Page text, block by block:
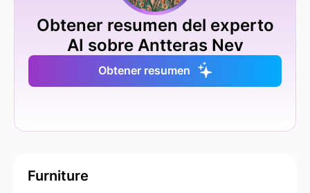
Obtener resumen del experto
AI sobre Antteras Nev
Obtener resumen
Furniture